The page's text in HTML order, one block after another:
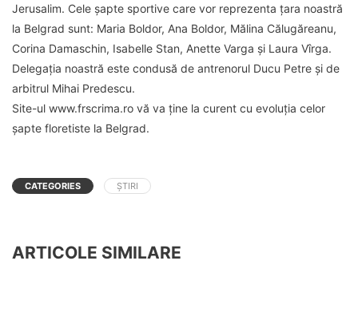
Jerusalim. Cele șapte sportive care vor reprezenta țara noastră
la Belgrad sunt: Maria Boldor, Ana Boldor, Mălina Călugăreanu,
Corina Damaschin, Isabelle Stan, Anette Varga și Laura Vîrga.
Delegația noastră este condusă de antrenorul Ducu Petre și de
arbitrul Mihai Predescu.
Site-ul www.frscrima.ro vă va ține la curent cu evoluția celor
șapte floretiste la Belgrad.
CATEGORIES ȘTIRI
ARTICOLE SIMILARE